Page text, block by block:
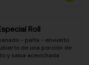
Roll
- palta - envuelto
de una porción de
y salsa acevichada